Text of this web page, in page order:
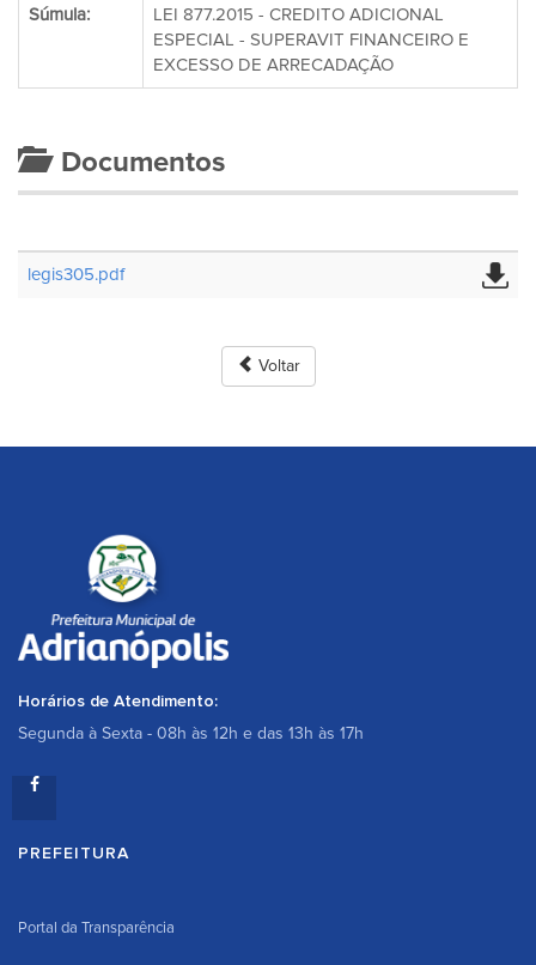
Súmula:
LEI 877.2015 - CREDITO ADICIONAL
ESPECIAL - SUPERAVIT FINANCEIRO E
EXCESSO DE ARRECADAÇÃO
Documentos
legis305.pdf
Voltar
Horários de Atendimento:
Segunda à Sexta - 08h às 12h e das 13h às 17h
PREFEITURA
Portal da Transparência